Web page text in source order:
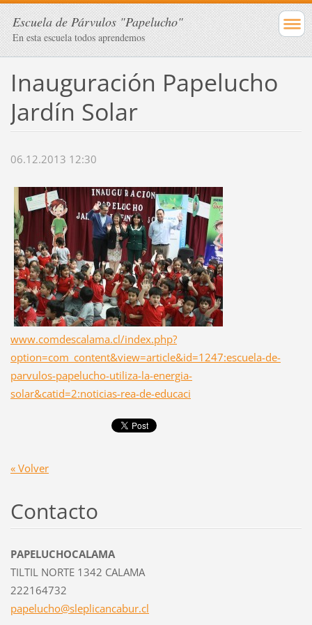
Escuela de Párvulos "Papelucho"
En esta escuela todos aprendemos
Inauguración Papelucho
Jardín Solar
06.12.2013 12:30
www.comdescalama.cl/index.php?
option=com_content&view=article&id=1247:escuela-de-
parvulos-papelucho-utiliza-la-energia-
solar&catid=2:noticias-rea-de-educaci
« Volver
Contacto
PAPELUCHOCALAMA
TILTIL NORTE 1342 CALAMA
222164732
papelucho@sleplicancabur.cl